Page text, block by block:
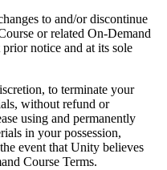
to and/or discontinue
or related On-Demand
notice and at its sole
to terminate your
without refund or
using and permanently
in your possession,
event that Unity believes
Course Terms.